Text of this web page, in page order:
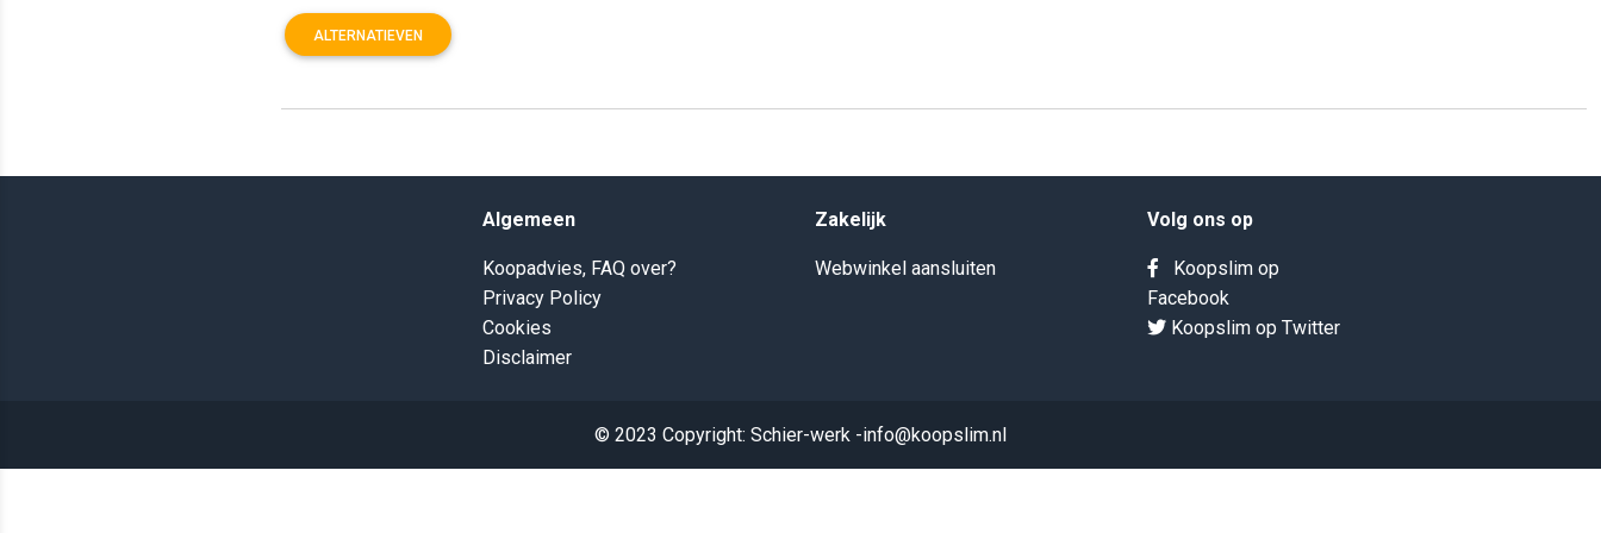
ALTERNATIEVEN
Algemeen
Koopadvies, FAQ over?
Privacy Policy
Cookies
Disclaimer
Zakelijk
Webwinkel aansluiten
Volg ons op
Koopslim op
Facebook
Koopslim op Twitter
© 2023 Copyright: Schier-werk -info@koopslim.nl